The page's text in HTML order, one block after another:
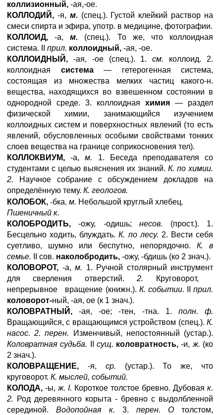
коллизионный, -ая,-ое.
КОЛЛОДИЙ, -я, м. (спец.). Густой клейкий раствор на
смеси спирта и эфира, употр. в медицине, фотографии.
КОЛЛОИД, -а, м. (спец.). То же, что коллоидная
система. II прил. коллоидный, -ая, -ое.
КОЛЛОИДНЫЙ, -ая, -ое (спец.). 1.см. коллоид. 2.
коллоидная система— гетерогенная система,
состоящая из множества мелких частиц какого-н.
вещества, находящихся во взвешенном состоянии в
однородной среде. 3. коллоидная химия — раздел
физической химии, занимающийся изучением
коллоидных систем и поверхностных явлений (то есть
явлений, обусловленных особыми свойствами тонких
слоев вещества на границе соприкосновения тел).
КОЛЛОКВИУМ, -а,м. 1. Беседа преподавателя со
студентами с целью выяснения их знаний. К. по химии.
2. Научное собрание с обсуждением докладов на
определённую тему. К. геологов.
КОЛОБОК, -бка, м. Небольшой круглый хлебец.
Пшеничный к.
КОЛОБРОДИТЬ, -ожу, -одишь;несов. (прост.). 1.
Бесцельно ходить, блуждать.К. по лесу. 2. Вести себя
суетливо, шумно или беспутно, непорядочно. К. в
семье. II сов. наколобродить, -ожу, -бдишь (ко 2 знач.).
КОЛОВОРОТ, -а, м. 1. Ручной столярный инструмент
для сверления отверстий.2.
Круговорот,
непрерывное вращение (книжн.). К. событии.
прил.
коловорот-ный, -ая, ое (к 1 знач.).
КОЛОВРАТНЫЙ, -ая, -ое; -тен, -тна. 1. полн. ф.
Вращающийся, с вращающимся устройством (спец.). К.
насос. 2. перен. Изменчивый, непостоянный (устар.).
Коловратная судьба.
сущ. коловратность, -и, ж. (ко
2 знач.).
КОЛОВРАЩЕНИЕ, -я, ср. (устар.). То же, что
круговорот. К. мыслей, событий.
КОЛОДА, -ы, ж. I. Короткое толстое бревно. Дубовая к.
2. Род деревянного корыта - бревно с выдолбленной
серединой. Водопойная к. 3. перен. О толстом,